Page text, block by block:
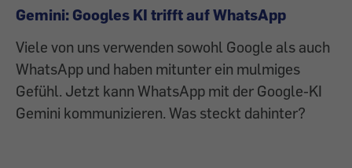
Gemini: Googles KI trifft auf WhatsApp
Viele von uns verwenden sowohl Google als auch
WhatsApp und haben mitunter ein mulmiges
Gefühl. Jetzt kann WhatsApp mit der Google-KI
Gemini kommunizieren. Was steckt dahinter?